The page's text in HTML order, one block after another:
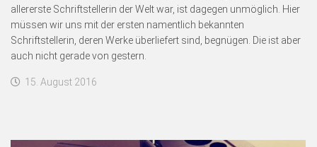
allererste Schriftstellerin der Welt war, ist dagegen unmöglich. Hier
müssen wir uns mit der ersten namentlich bekannten
Schriftstellerin, deren Werke überliefert sind, begnügen. Die ist aber
auch nicht gerade von gestern.
15. August 2016